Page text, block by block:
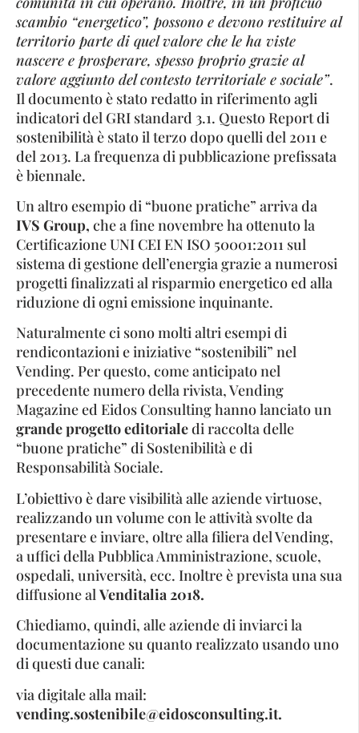
scambio “energetico”, possono e devono restituire al
territorio parte di quel valore che le ha viste
nascere e prosperare, spesso proprio grazie al
valore aggiunto del contesto territoriale e sociale”.
Il documento è stato redatto in riferimento agli
indicatori del GRI standard 3.1. Questo Report di
sostenibilità è stato il terzo dopo quelli del 2011 e
del 2013. La frequenza di pubblicazione prefissata
è biennale.
Un altro esempio di “buone pratiche” arriva da
IVS Group, che a fine novembre ha ottenuto la
Certificazione UNI CEI EN ISO 50001:2011 sul
sistema di gestione dell’energia grazie a numerosi
progetti finalizzati al risparmio energetico ed alla
riduzione di ogni emissione inquinante.
Naturalmente ci sono molti altri esempi di
rendicontazioni e iniziative “sostenibili” nel
Vending. Per questo, come anticipato nel
precedente numero della rivista, Vending
Magazine ed Eidos Consulting hanno lanciato un
grande progetto editorialedi raccolta delle
“buone pratiche” di Sostenibilità e di
Responsabilità Sociale.
L’obiettivo è dare visibilità alle aziende virtuose,
realizzando un volume con le attività svolte da
presentare e inviare, oltre alla filiera del Vending,
a uffici della Pubblica Amministrazione, scuole,
ospedali, università, ecc. Inoltre è prevista una sua
diffusione al Venditalia 2018.
Chiediamo, quindi, alle aziende di inviarci la
documentazione su quanto realizzato usando uno
di questi due canali:
via digitale alla mail:
vending.sostenibile@eidosconsulting.it.